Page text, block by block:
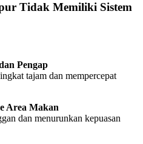
Tidak Memiliki Sistem
Pengap
tajam dan mempercepat
Area Makan
dan menurunkan kepuasan